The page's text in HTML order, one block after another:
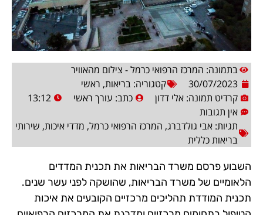
בתמונה: המרכז הרפואי כרמל - צילום מהאוויר
30/07/2023
קטגוריה: בריאות, ראשי
קרדיט תמונה: אלי דדון
כתב: עורך ראשי
13:12
אין תגובות
תגיות: אבי גולדברג, המרכז הרפואי כרמל, מדדי איכות, שירותי
בריאות כללית
השבוע פרסם משרד הבריאות את תכנית המדדים
הלאומיים של משרד הבריאות, שהושקה לפני עשר שנים.
תכנית המודדת תהליכים מרכזיים הקובעים את איכות